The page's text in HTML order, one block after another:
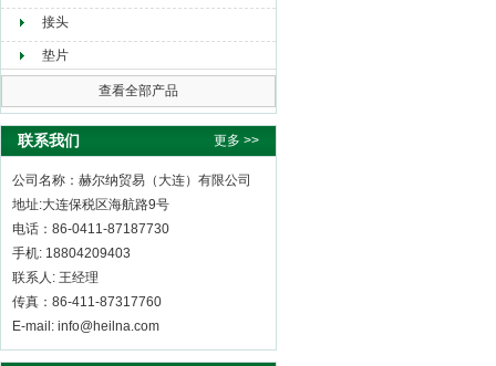
接头
垫片
查看全部产品
联系我们 更多 >>
公司名称：赫尔纳贸易（大连）有限公司
地址:大连保税区海航路9号
电话：86-0411-87187730
手机: 18804209403
联系人: 王经理
传真：86-411-87317760
E-mail: info@heilna.com